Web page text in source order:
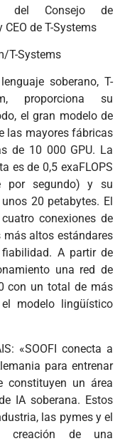
del Consejo de
de T-Systems
T-Systems
soberano, T-
proporciona su
el gran modelo de
las mayores fábricas
de 10 000 GPU. La
es de 0,5 exaFLOPS
por segundo) y su
20 petabytes. El
conexiones de
altos estándares
A partir de
una red de
con un total de más
modelo lingüístico
«SOOFI conecta a
para entrenar
constituyen un área
IA soberana. Estos
las pymes y el
creación de una